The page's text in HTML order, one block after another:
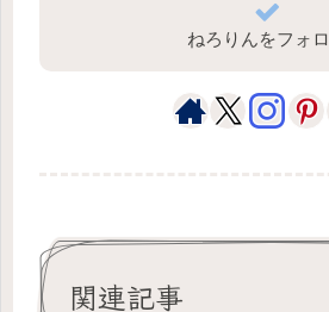
ねろりんをフォ
関連記事